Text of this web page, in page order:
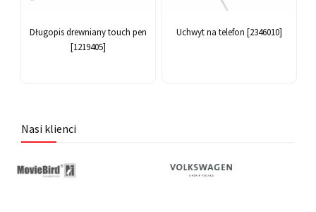
Długopis drewniany touch pen
[1219405]
Uchwyt na telefon [2346010]
Nasi klienci